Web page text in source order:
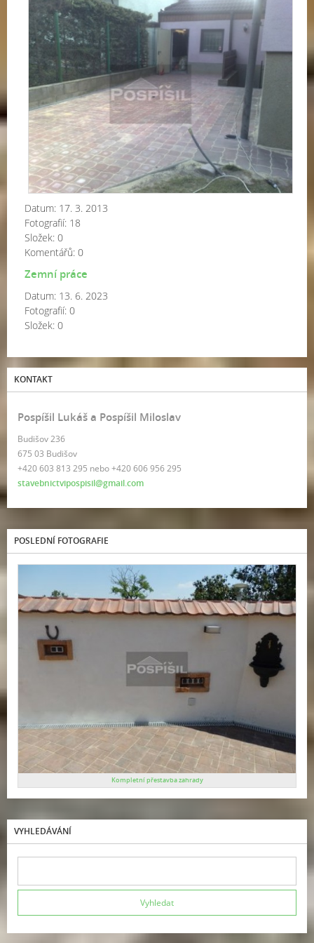
Datum: 17. 3. 2013
Fotografií: 18
Složek: 0
Komentářů: 0
Zemní práce
Datum: 13. 6. 2023
Fotografií: 0
Složek: 0
KONTAKT
Pospíšil Lukáš a Pospíšil Miloslav
Budišov 236
675 03 Budišov
+420 603 813 295 nebo +420 606 956 295
stavebnictvipospisil@gmail.com
POSLEDNÍ FOTOGRAFIE
Kompletní přestavba zahrady
VYHLEDÁVÁNÍ